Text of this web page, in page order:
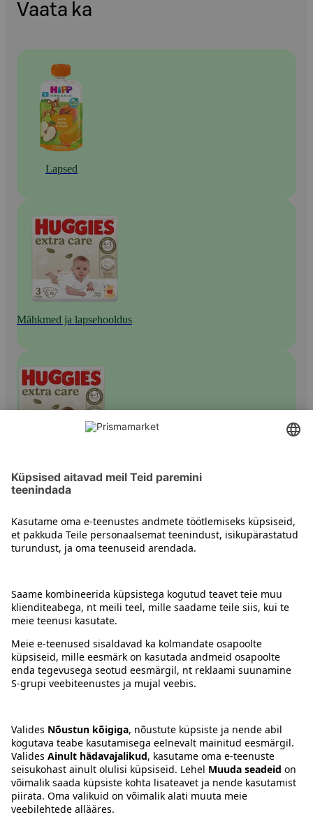
Vaata ka
Lapsed
Mähkmed ja lapsehooldus
Teipmähkmed
Juhised
Tingimused
Keel:ETENRU